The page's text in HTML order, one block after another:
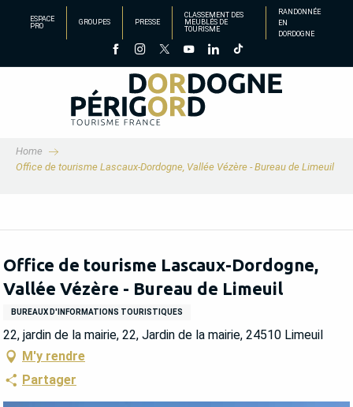
principal
ESPACE
PRO
GROUPES PRESSE
CLASSEMENT DES
MEUBLÉS DE
TOURISME
RANDONNÉE
EN
DORDOGNE
Home
Office de tourisme Lascaux-Dordogne, Vallée Vézère - Bureau de Limeuil
Office de tourisme Lascaux-Dordogne,
Vallée Vézère - Bureau de Limeuil
BUREAUX D'INFORMATIONS TOURISTIQUES
22, jardin de la mairie, 22, Jardin de la mairie, 24510 Limeuil
M'y rendre
Partager